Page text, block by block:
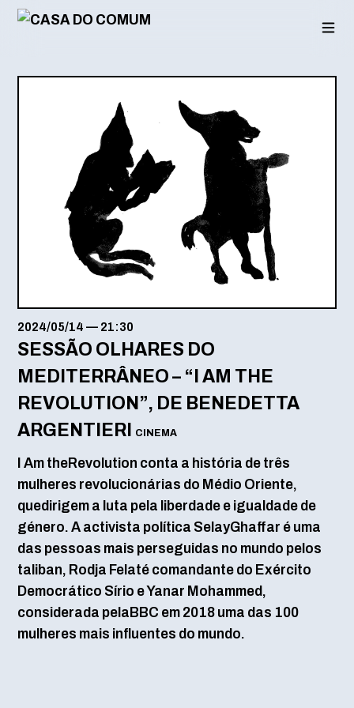
Saltar
2024/05/14 — 21:30
SESSÃO OLHARES DO
MEDITERRÂNEO – “I AM THE
REVOLUTION”, DE BENEDETTA
ARGENTIERI CINEMA
I Am theRevolution conta a história de três
mulheres revolucionárias do Médio Oriente,
quedirigem a luta pela liberdade e igualdade de
género. A activista política SelayGhaffar é uma
das pessoas mais perseguidas no mundo pelos
taliban, Rodja Felaté comandante do Exército
Democrático Sírio e Yanar Mohammed,
considerada pelaBBC em 2018 uma das 100
mulheres mais influentes do mundo.